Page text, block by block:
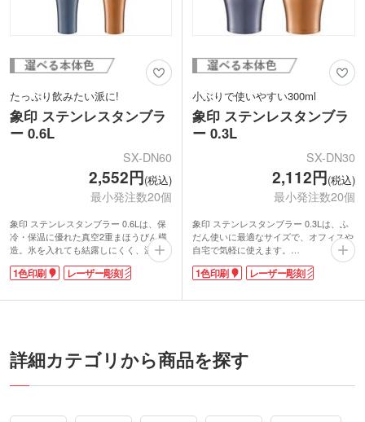
たっぷり飲みたい派に!
象印 ステンレスタンブラ
ー 0.6L
SX-DN60
2,552円(税込)
最小発注数20個
象印 ステンレスタンブラー 0.6Lは、保
冷・保温に優れた真空2重まほうびん構
造。氷を入れても結露しにくく、温かい
ものを入れても外側が熱くなりません。
サイズは600mlと大容量。オフィスや自
楽しみたい方におすすめです。なめらか
に、お店や会社のロゴを印刷してオープ
ン記念・周年記念などにいかかですか。
1色印刷 レーザー彫刻
小ぶりで使いやすい300ml
象印 ステンレスタンブラ
ー 0.3L
SX-DN30
2,112円(税込)
最小発注数20個
象印 ステンレスタンブラー 0.3Lは、ふ
だん使いに最適なサイズで、オフィスや
自宅で気軽に使えます。
真空二重まほうびん構造なので、氷を入
れても結露しにくく、温かいものを入れ
保ったまま、お好きなドリンクが長く楽
安心の国内ブランド・象印のタンブラー
に、お店や会社のロゴを印刷してオープ
1色印刷 レーザー彫刻
詳細カテゴリから商品を探す